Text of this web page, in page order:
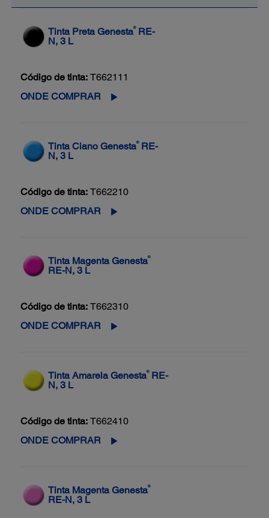
Tinta Preta Genesta®RE-
N, 3 L
Código de tinta: T662111
ONDE COMPRAR
Tinta Ciano Genesta®RE-
N, 3 L
Código de tinta: T662210
ONDE COMPRAR
Tinta Magenta Genesta®
RE-N, 3 L
Código de tinta: T662310
ONDE COMPRAR
Tinta Amarela Genesta®RE-
N, 3 L
Código de tinta: T662410
ONDE COMPRAR
Tinta Magenta Genesta®
RE-N, 3 L